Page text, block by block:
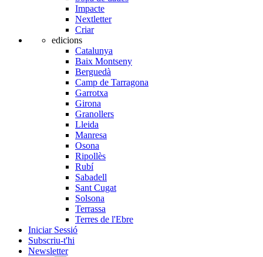
Impacte
Nextletter
Criar
edicions
Catalunya
Baix Montseny
Berguedà
Camp de Tarragona
Garrotxa
Girona
Granollers
Lleida
Manresa
Osona
Ripollès
Rubí
Sabadell
Sant Cugat
Solsona
Terrassa
Terres de l'Ebre
Iniciar Sessió
Subscriu-t'hi
Newsletter